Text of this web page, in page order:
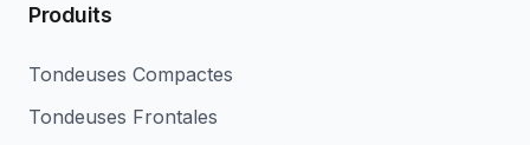
Produits
Tondeuses Compactes
Tondeuses Frontales